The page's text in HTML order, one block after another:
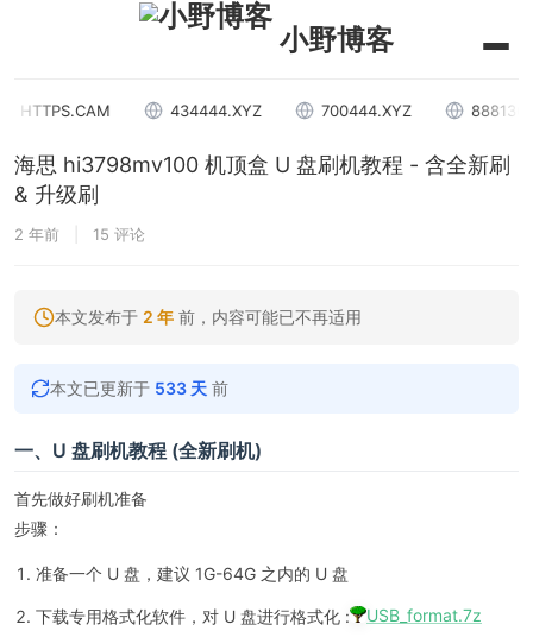
小野博客
434444.XYZ 700444.XYZ 888136.XYZ
海思 hi3798mv100 机顶盒 U 盘刷机教程 - 含全新刷
& 升级刷
2 年前 15 评论
本文发布于 2 年 前，内容可能已不再适用
本文已更新于 533 天 前
一、U 盘刷机教程 (全新刷机)
首先做好刷机准备
步骤：
准备一个 U 盘，建议 1G-64G 之内的 U 盘
下载专用格式化软件，对 U 盘进行格式化 : USB_format.7z